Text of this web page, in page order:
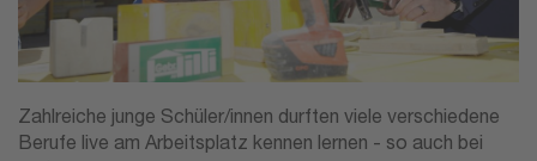
Zahlreiche junge Schüler/innen durften viele verschiedene
Berufe live am Arbeitsplatz kennen lernen - so auch bei